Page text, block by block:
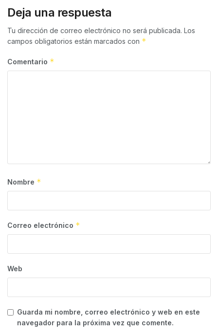
Deja una respuesta
Tu dirección de correo electrónico no será publicada. Los
campos obligatorios están marcados con *
Comentario *
Nombre *
Correo electrónico *
Web
Guarda mi nombre, correo electrónico y web en este
navegador para la próxima vez que comente.